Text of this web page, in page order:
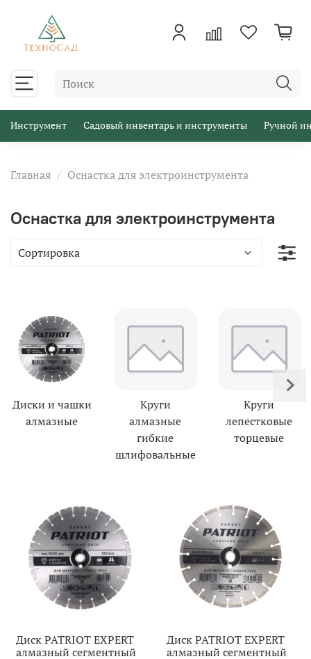
Инструмент Садовый инвентарь и инструменты Ручной
Главная Оснастка для электроинструмента
Оснастка для электроинструмента
Диски и чашки
алмазные
Круги
алмазные
гибкие
шлифовальные
Круги
лепестковые
торцевые
Диск PATRIOT EXPERT
алмазный сегментный
Диск PATRIOT EXPERT
алмазный сегментный